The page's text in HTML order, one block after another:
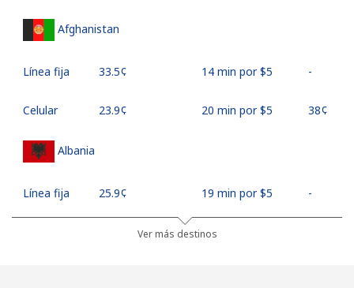
Afghanistan
Línea fija ⁦33.5¢⁩ 14 min por ⁦$5⁩ -
Celular ⁦23.9¢⁩ 20 min por ⁦$5⁩ ⁦38¢⁩
Albania
Línea fija ⁦25.9¢⁩ 19 min por ⁦$5⁩ -
10 min por ⁦$5⁩
Ver más destinos